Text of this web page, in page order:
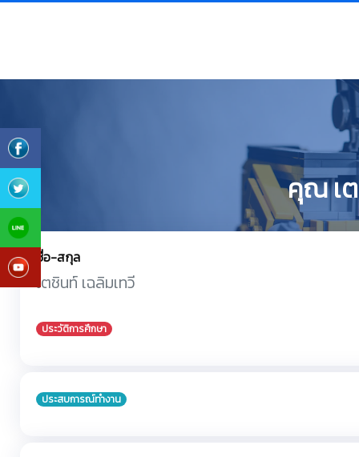
คุณ เต
ชื่อ-สกุล
เตชินท์ เฉลิมเทวี
ประวัติการศึกษา
ประสบการณ์ทำงาน